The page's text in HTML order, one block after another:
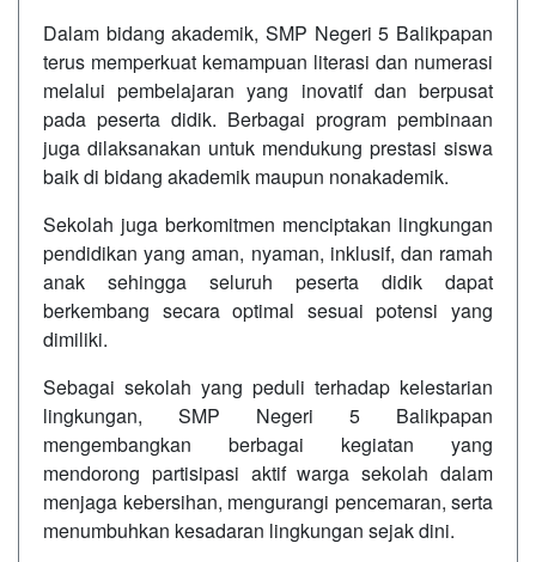
Dalam bidang akademik, SMP Negeri 5 Balikpapan
terus memperkuat kemampuan literasi dan numerasi
melalui pembelajaran yang inovatif dan berpusat
pada peserta didik. Berbagai program pembinaan
juga dilaksanakan untuk mendukung prestasi siswa
baik di bidang akademik maupun nonakademik.
Sekolah juga berkomitmen menciptakan lingkungan
pendidikan yang aman, nyaman, inklusif, dan ramah
anak sehingga seluruh peserta didik dapat
berkembang secara optimal sesuai potensi yang
dimiliki.
Sebagai sekolah yang peduli terhadap kelestarian
lingkungan, SMP Negeri 5 Balikpapan
mengembangkan berbagai kegiatan yang
mendorong partisipasi aktif warga sekolah dalam
menjaga kebersihan, mengurangi pencemaran, serta
menumbuhkan kesadaran lingkungan sejak dini.